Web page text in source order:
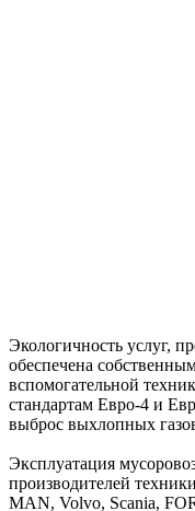
Экологичность услуг,
обеспечена
вспомогательной
стандартам Евро-4 и
выброс выхлопных
Эксплуатация
производителей
MAN, Volvo, Scania,